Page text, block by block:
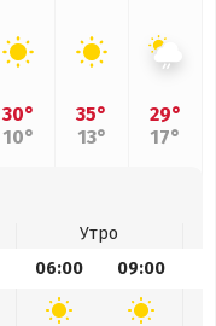
30°
10°
35°
13°
29°
17°
Утро
06:00 09:00